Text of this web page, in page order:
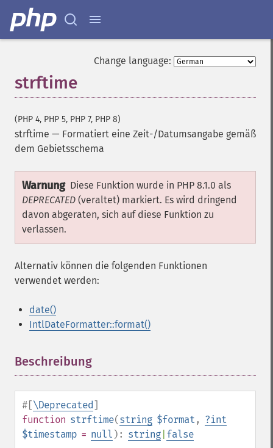
Change language:
strftime
(PHP 4, PHP 5, PHP 7, PHP 8)
strftime — Formatiert eine Zeit-/Datumsangabe gemäß
dem Gebietsschema
Warnung Diese Funktion wurde in PHP 8.1.0 als
DEPRECATED (veraltet) markiert. Es wird dringend
davon abgeraten, sich auf diese Funktion zu
verlassen.
Alternativ können die folgenden Funktionen
verwendet werden:
date()
IntlDateFormatter::format()
Beschreibung
#[\Deprecated]
function strftime(string $format , ?int
$timestamp = null ): string false